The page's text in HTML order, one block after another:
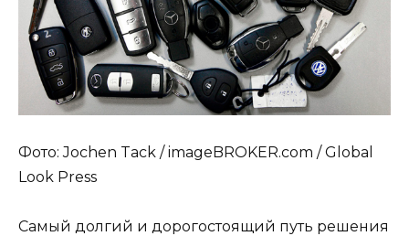
Фото: Jochen Tack / imageBROKER.com / Global
Look Press
Самый долгий и дорогостоящий путь решения